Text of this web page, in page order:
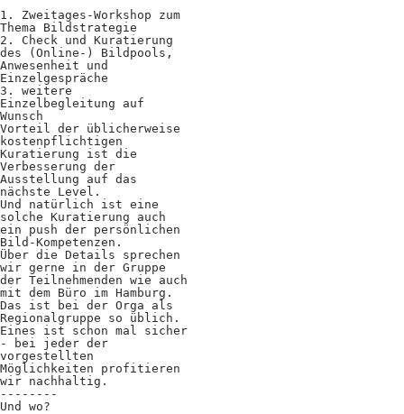
Regionalgruppen
Projekte und Publikationen
Foundation
Services für
Fotograf*innen
Mitglied werden
Presseausweis
Mein FREELENS
Kooperationen
Wissen A-Z
1. Zweitages-Workshop zum
Thema Bildstrategie
2. Check und Kuratierung
des (Online-) Bildpools,
Anwesenheit und
Einzelgespräche
3. weitere
Einzelbegleitung auf
Wunsch
Vorteil der üblicherweise
kostenpflichtigen
Kuratierung ist die
Verbesserung der
Ausstellung auf das
nächste Level.
Und natürlich ist eine
solche Kuratierung auch
ein push der persönlichen
Bild-Kompetenzen.
Über die Details sprechen
wir gerne in der Gruppe
der Teilnehmenden wie auch
mit dem Büro im Hamburg.
Das ist bei der Orga als
Regionalgruppe so üblich.
Eines ist schon mal sicher
- bei jeder der
vorgestellten
Möglichkeiten profitieren
wir nachhaltig.
--------
Und wo?